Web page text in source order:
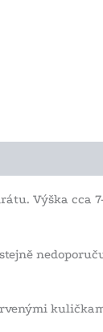
Výška cca